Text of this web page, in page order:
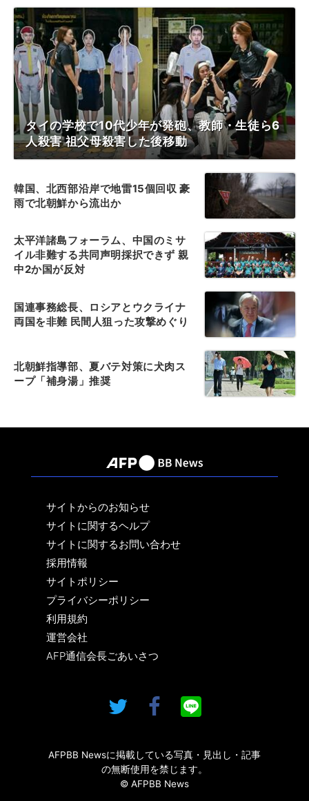
タイの学校で10代少年が発砲、教師・生徒ら6
人殺害 祖父母殺害した後移動
韓国、北西部沿岸で地雷15個回収 豪
雨で北朝鮮から流出か
太平洋諸島フォーラム、中国のミサ
イル非難する共同声明採択できず 親
中2か国が反対
国連事務総長、ロシアとウクライナ
両国を非難 民間人狙った攻撃めぐり
北朝鮮指導部、夏バテ対策に犬肉ス
ープ「補身湯」推奨
サイトからのお知らせ
サイトに関するヘルプ
サイトに関するお問い合わせ
採用情報
サイトポリシー
プライバシーポリシー
利用規約
運営会社
AFP通信会長ごあいさつ
AFPBB Newsに掲載している写真・見出し・記事
の無断使用を禁じます。
© AFPBB News